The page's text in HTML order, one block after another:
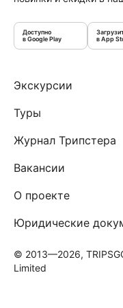
Доступно
в Google Play
в App
Экскурсии
Туры
Журнал Трипстера
Вакансии
О проекте
Юридические
© 2013—2026,
Limited